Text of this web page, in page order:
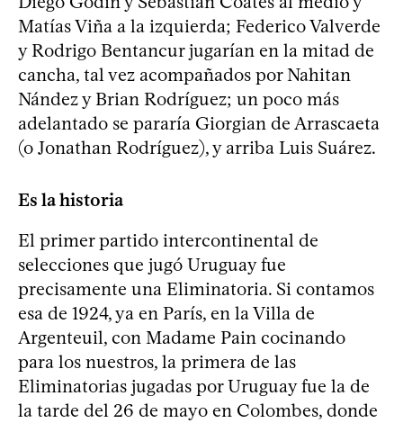
Matías Viña a la izquierda; Federico Valverde
y Rodrigo Bentancur jugarían en la mitad de
cancha, tal vez acompañados por Nahitan
Nández y Brian Rodríguez; un poco más
adelantado se pararía Giorgian de Arrascaeta
(o Jonathan Rodríguez), y arriba Luis Suárez.
Es la historia
El primer partido intercontinental de
selecciones que jugó Uruguay fue
precisamente una Eliminatoria. Si contamos
esa de 1924, ya en París, en la Villa de
Argenteuil, con Madame Pain cocinando
para los nuestros, la primera de las
Eliminatorias jugadas por Uruguay fue la de
la tarde del 26 de mayo en Colombes, donde